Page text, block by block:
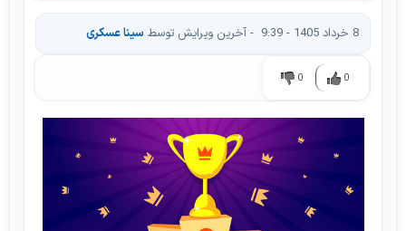
8 خرداد 1405 - 9:39 - آخرین ویرایش توسط سینا عسکری
0
0